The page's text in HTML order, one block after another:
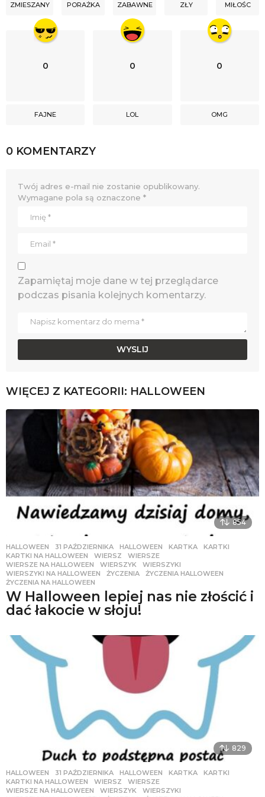
ZMIESZANY PORAŻKA ZABAWNE ZŁY MIŁOŚC
0
FAJNE
0
LOL
0
OMG
0 KOMENTARZY
Twój adres e-mail nie zostanie opublikowany.
Wymagane pola są oznaczone *
Zapamiętaj moje dane w tej przeglądarce
podczas pisania kolejnych komentarzy.
WIĘCEJ Z KATEGORII: HALLOWEEN
854
HALLOWEEN 31 PAŹDZIERNIKA ,HALLOWEEN ,KARTKA ,KARTKI
KARTKI NA HALLOWEEN
,WIERSZ ,WIERSZE
WIERSZE NA HALLOWEEN
,WIERSZYK ,WIERSZYKI
WIERSZYKI NA HALLOWEEN
,ŻYCZENIA ,ŻYCZENIA HALLOWEEN
ŻYCZENIA NA HALLOWEEN
W Halloween lepiej nas nie złościć i
dać łakocie w słoju!
829
HALLOWEEN 31 PAŹDZIERNIKA ,HALLOWEEN ,KARTKA ,KARTKI
KARTKI NA HALLOWEEN
,WIERSZ ,WIERSZE
WIERSZE NA HALLOWEEN
,WIERSZYK ,WIERSZYKI